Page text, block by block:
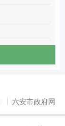
六安市政府网